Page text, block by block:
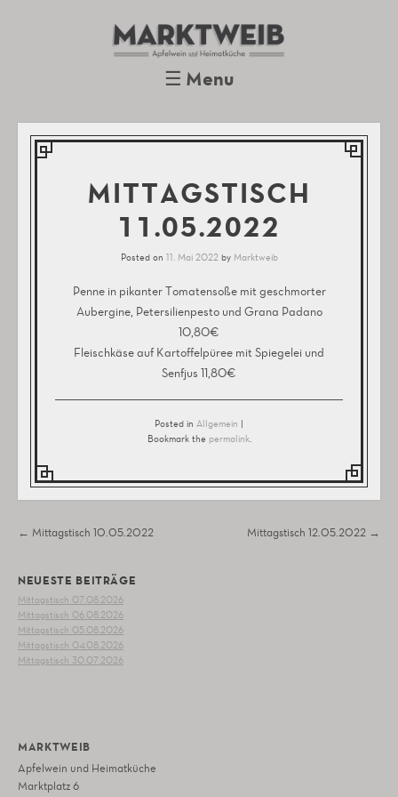
Marktweib
Oberursel
Apfelwein und Heimatküche
☰ Menu
MITTAGSTISCH
11.05.2022
Posted on 11. Mai 2022by Marktweib
Penne in pikanter Tomatensoße mit geschmorter
Aubergine, Petersilienpesto und Grana Padano
10,80€
Fleischkäse auf Kartoffelpüree mit Spiegelei und
Senfjus 11,80€
Posted in Allgemein |
Bookmark the permalink.
Post navigation
← Mittagstisch 10.05.2022 Mittagstisch 12.05.2022 →
NEUESTE BEITRÄGE
Mittagstisch 07.08.2026
Mittagstisch 06.08.2026
Mittagstisch 05.08.2026
Mittagstisch 04.08.2026
Mittagstisch 30.07.2026
MARKTWEIB
Apfelwein und Heimatküche
Marktplatz 6